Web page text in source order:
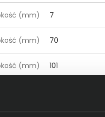
(mm) 7
(mm) 70
(mm) 101